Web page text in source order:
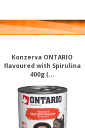
Konzerva ONTARIO
flavoured with Spirulina
400g (...